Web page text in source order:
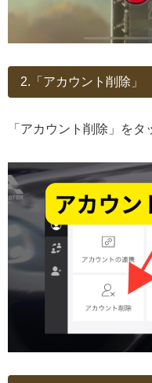
2.「アカウント削除」
「アカウント削除」をタ